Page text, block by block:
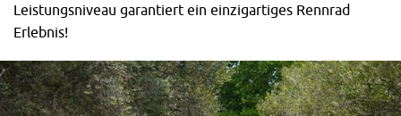
Leistungsniveau garantiert ein einzigartiges Rennrad
Erlebnis!